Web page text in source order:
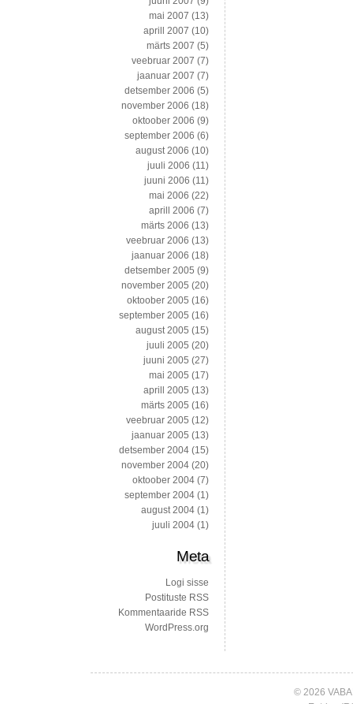
mai 2007 (13)
aprill 2007 (10)
märts 2007 (5)
veebruar 2007 (7)
jaanuar 2007 (7)
detsember 2006 (5)
november 2006 (18)
oktoober 2006 (9)
september 2006 (6)
august 2006 (10)
juuli 2006 (11)
juuni 2006 (11)
mai 2006 (22)
aprill 2006 (7)
märts 2006 (13)
veebruar 2006 (13)
jaanuar 2006 (18)
detsember 2005 (9)
november 2005 (20)
oktoober 2005 (16)
september 2005 (16)
august 2005 (15)
juuli 2005 (20)
juuni 2005 (27)
mai 2005 (17)
aprill 2005 (13)
märts 2005 (16)
veebruar 2005 (12)
jaanuar 2005 (13)
detsember 2004 (15)
november 2004 (20)
oktoober 2004 (7)
september 2004 (1)
august 2004 (1)
juuli 2004 (1)
Meta
Logi sisse
Postituste RSS
Kommentaaride RSS
WordPress.org
© 2026